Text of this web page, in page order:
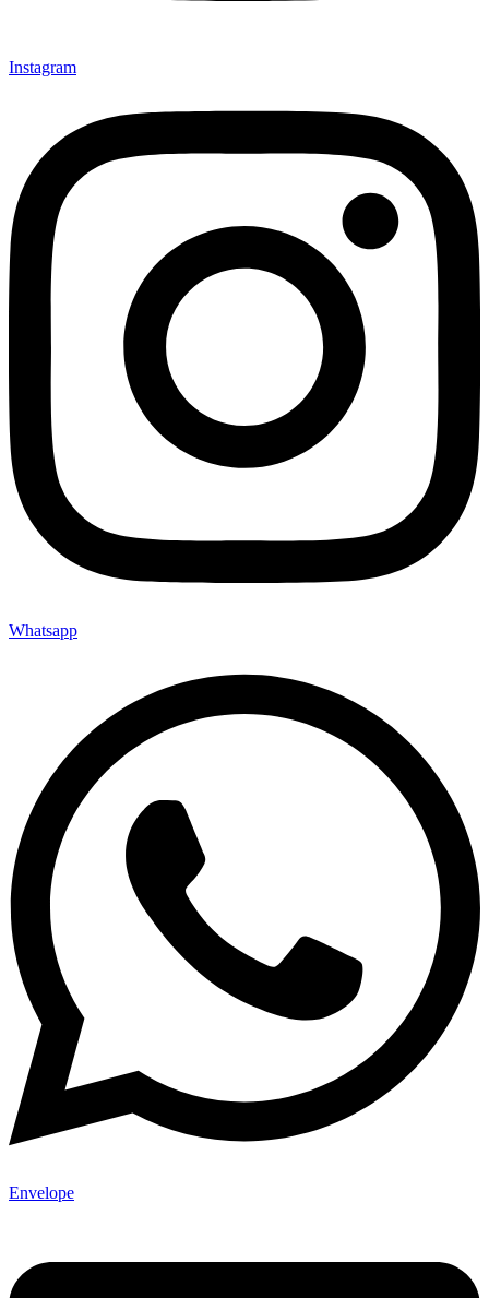
Instagram
Whatsapp
Envelope